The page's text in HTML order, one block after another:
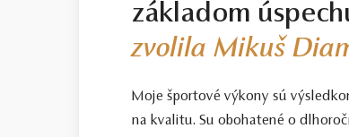
základom
zvolila Mikuš
Moje športové výkony sú
na kvalitu. Su obohatené o